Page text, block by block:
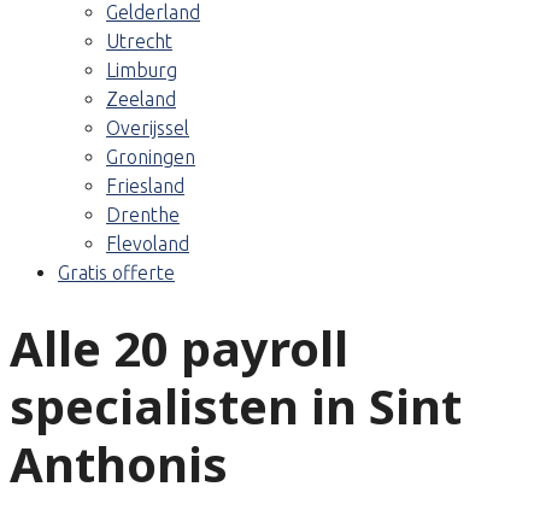
Gelderland
Utrecht
Limburg
Zeeland
Overijssel
Groningen
Friesland
Drenthe
Flevoland
Gratis offerte
Alle 20 payroll
specialisten in Sint
Anthonis